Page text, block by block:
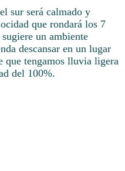
sur será calmado y
que rondará los 7
un ambiente
descansar en un lugar
que tengamos lluvia ligera
del 100%.